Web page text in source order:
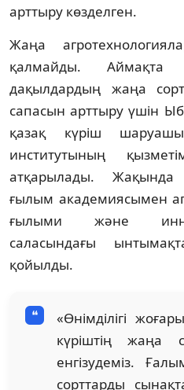
арттыру көзделген.
Жаңа
қалмайды. Аймақта
дақылдардың жаңа
сапасын арттыру үшін
қазақ күріш
институтының
атқарылады.
ғылым академиясымен
ғылыми және
саласындағы
қойылды.
«Өнімділігі
күріштің жаңа
енгізудеміз.
сорттарды